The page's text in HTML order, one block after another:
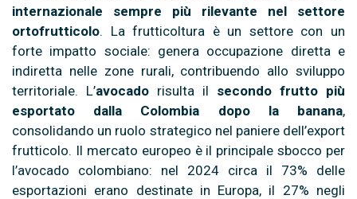
internazionale sempre più rilevante nel settore
ortofrutticolo. La frutticoltura è un settore con un
forte impatto sociale: genera occupazione diretta e
indiretta nelle zone rurali, contribuendo allo sviluppo
territoriale. L’avocado risulta il secondo frutto più
esportato dalla Colombia dopo la banana,
consolidando un ruolo strategico nel paniere dell’export
frutticolo. Il mercato europeo è il principale sbocco per
l’avocado colombiano: nel 2024 circa il 73% delle
esportazioni erano destinate in Europa, il 27% negli